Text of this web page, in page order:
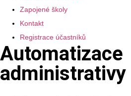
Zapojené školy
Kontakt
Registrace účastníků
Automatizace
administrativy